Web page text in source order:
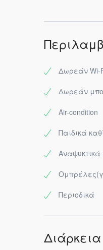
Δωρεάν Wi-
Δωρεάν
Air-condition
Παιδικά
Αναψυκτικά
Περιοδικά
Διάρκεια